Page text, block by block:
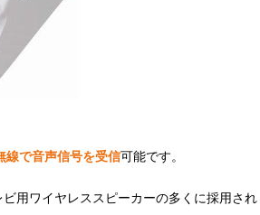
線で音声信号を受信可能です。
用ワイヤレススピーカーの多くに採用され